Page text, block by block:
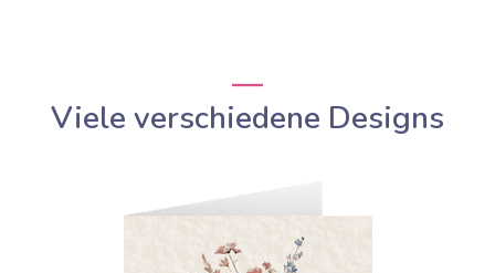
Viele verschiedene Designs